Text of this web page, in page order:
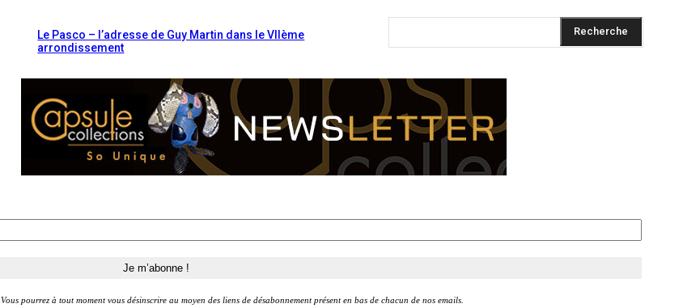
Le Pasco – l’adresse de Guy Martin dans le VIIème
arrondissement
Recherche
. Vous pourrez à tout moment vous désinscrire au moyen des liens de désabonnement présent en bas de chacun de nos emails.